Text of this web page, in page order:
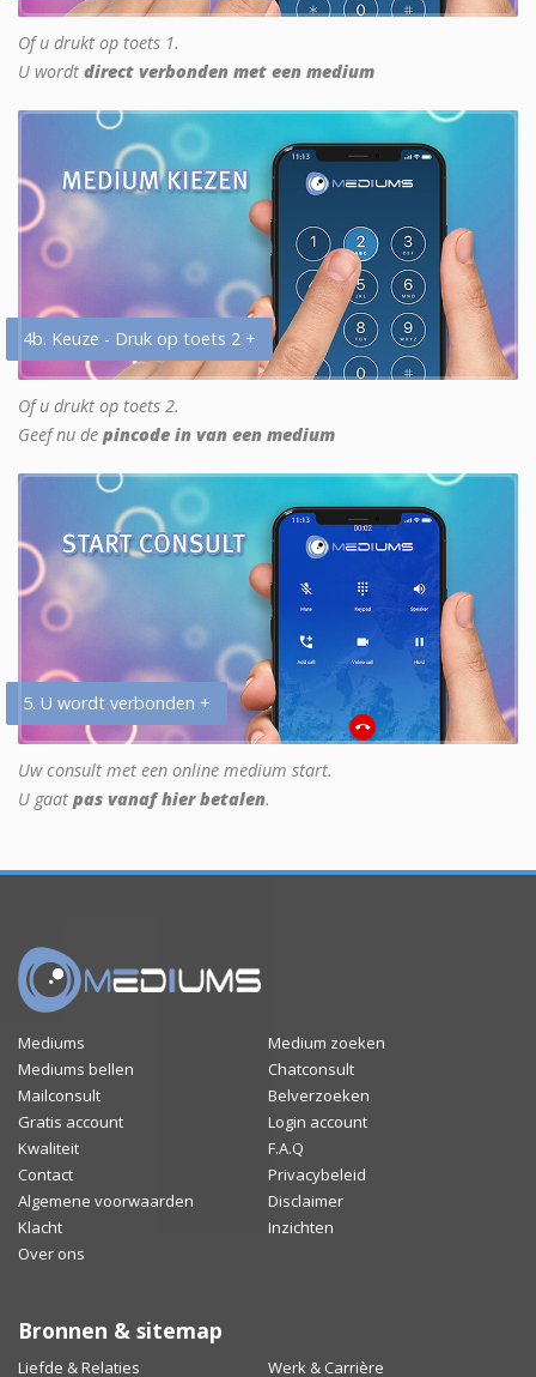
Of u drukt op toets 1.
U wordt direct verbonden met een medium
4b. Keuze - Druk op toets 2 +
Of u drukt op toets 2.
Geef nu de pincode in van een medium
5. U wordt verbonden +
Uw consult met een online medium start.
U gaat pas vanaf hier betalen.
Mediums
Medium zoeken
Mediums bellen
Chatconsult
Mailconsult
Belverzoeken
Gratis account
Login account
Kwaliteit
F.A.Q
Contact
Privacybeleid
Algemene voorwaarden
Disclaimer
Klacht
Inzichten
Over ons
Bronnen & sitemap
Liefde & Relaties Werk & Carrière